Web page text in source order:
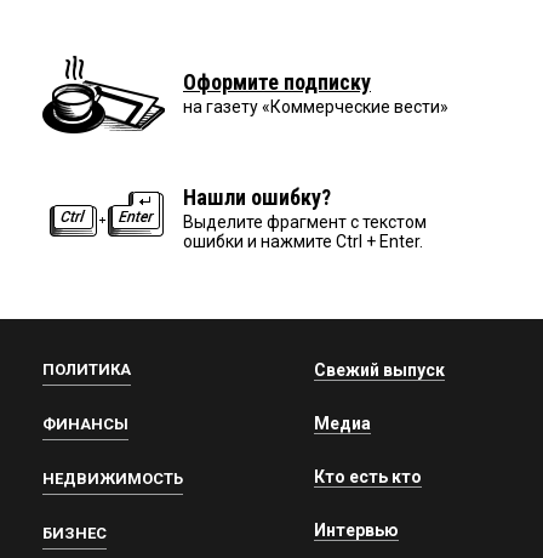
Оформите подписку
на газету «Коммерческие вести»
Нашли ошибку?
Выделите фрагмент с текстом
ошибки и нажмите Ctrl + Enter.
ПОЛИТИКА
ФИНАНСЫ
НЕДВИЖИМОСТЬ
БИЗНЕС
Свежий выпуск
Медиа
Кто есть кто
Интервью